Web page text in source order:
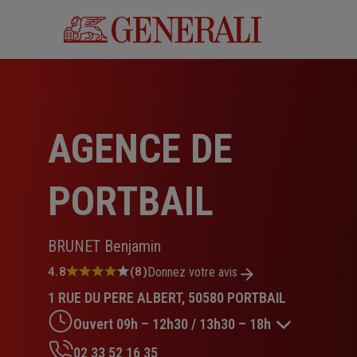
AGENCE DE
PORTBAIL
BRUNET Benjamin
Note
4.8
sur
5
étoiles
4.8 (8)Donnez votre avis
1 RUE DU PERE ALBERT, 50580 PORTBAIL
Ouvert 09h – 12h30 / 13h30 – 18h
02 33 52 16 35